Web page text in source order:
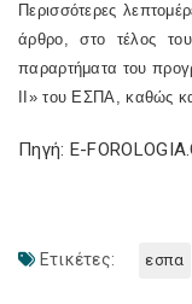
Περισσότερες
άρθρο, στο τέλος
παραρτήματα του
ΙΙ» του ΕΣΠΑ, καθώς
Πηγή: E-
Ετικέτες: εσπα